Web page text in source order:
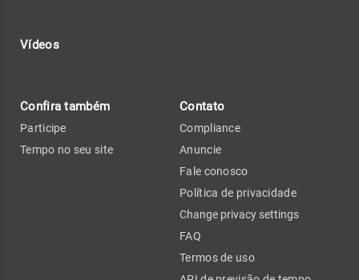
Vídeos
Confira também
Participe
Tempo no seu site
Contato
Compliance
Anuncie
Fale conosco
Política de privacidade
Change privacy settings
FAQ
Termos de uso